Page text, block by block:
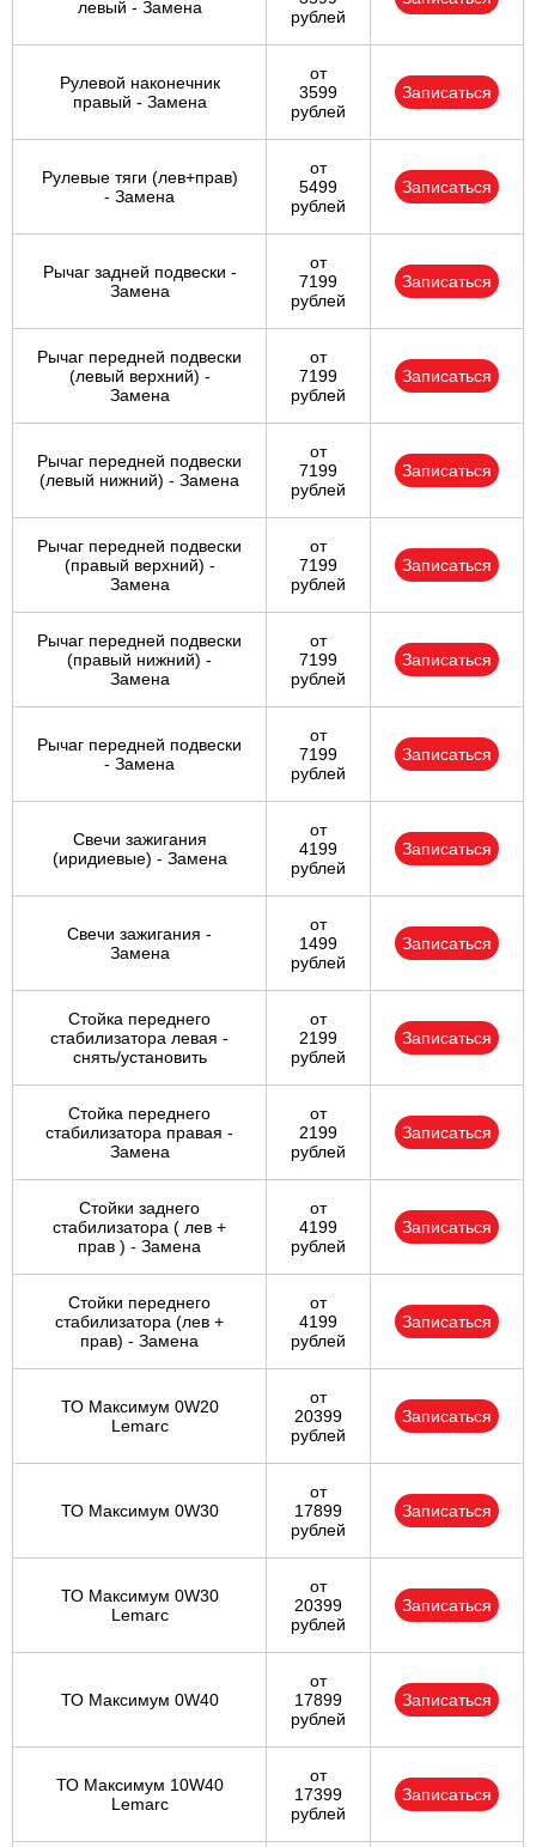
левый - Замена
рублей
Рулевой наконечник
правый - Замена
от
3599
рублей
Записаться
Рулевые тяги (лев+прав)
- Замена
от
5499
рублей
Записаться
Рычаг задней подвески -
Замена
от
7199
рублей
Записаться
Рычаг передней подвески
(левый верхний) -
Замена
от
7199
рублей
Записаться
Рычаг передней подвески
(левый нижний) - Замена
от
7199
рублей
Записаться
Рычаг передней подвески
(правый верхний) -
Замена
от
7199
рублей
Записаться
Рычаг передней подвески
(правый нижний) -
Замена
от
7199
рублей
Записаться
Рычаг передней подвески
- Замена
от
7199
рублей
Записаться
Свечи зажигания
(иридиевые) - Замена
от
4199
рублей
Записаться
Свечи зажигания -
Замена
от
1499
рублей
Записаться
Стойка переднего
стабилизатора левая -
снять/установить
от
2199
рублей
Записаться
Стойка переднего
стабилизатора правая -
Замена
от
2199
рублей
Записаться
Стойки заднего
стабилизатора ( лев +
прав ) - Замена
от
4199
рублей
Записаться
Стойки переднего
стабилизатора (лев +
прав) - Замена
от
4199
рублей
Записаться
ТО Максимум 0W20
Lemarc
от
20399
рублей
Записаться
ТО Максимум 0W30
от
17899
рублей
Записаться
ТО Максимум 0W30
Lemarc
от
20399
рублей
Записаться
ТО Максимум 0W40
от
17899
рублей
Записаться
ТО Максимум 10W40
Lemarc
от
17399
рублей
Записаться